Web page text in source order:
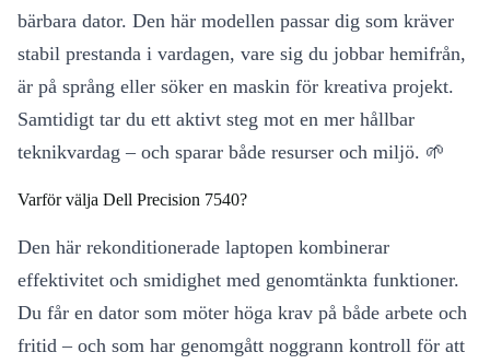
bärbara dator. Den här modellen passar dig som kräver
stabil prestanda i vardagen, vare sig du jobbar hemifrån,
är på språng eller söker en maskin för kreativa projekt.
Samtidigt tar du ett aktivt steg mot en mer hållbar
teknikvardag – och sparar både resurser och miljö. 🌱
Varför välja Dell Precision 7540?
Den här rekonditionerade laptopen kombinerar
effektivitet och smidighet med genomtänkta funktioner.
Du får en dator som möter höga krav på både arbete och
fritid – och som har genomgått noggrann kontroll för att